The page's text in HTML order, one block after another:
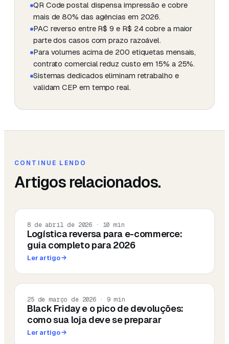
QR Code postal dispensa impressão e cobre
mais de 80% das agências em 2026.
PAC reverso entre R$ 9 e R$ 24 cobre a maior
parte dos casos com prazo razoável.
Para volumes acima de 200 etiquetas mensais,
contrato comercial reduz custo em 15% a 25%.
Sistemas dedicados eliminam retrabalho e
validam CEP em tempo real.
CONTINUE LENDO
Artigos relacionados.
8 de abril de 2026 · 10 min
Logística reversa para e-commerce:
guia completo para 2026
Ler artigo→
25 de março de 2026· 9min
Black Friday e o pico de devoluções:
como sua loja deve se preparar
Ler artigo→